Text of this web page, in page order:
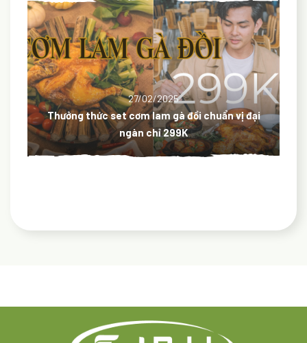
27/02/2025
Kinh nghiệm và điểm check-in lý tưởng cho gia
đình có con nhỏ khi du lịch Đà Lạt